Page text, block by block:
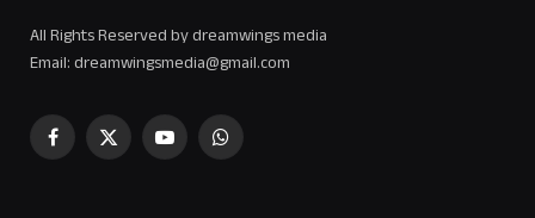
All Rights Reserved by dreamwings media
Email: dreamwingsmedia@gmail.com
Facebook
X
YouTubeWhatsApp